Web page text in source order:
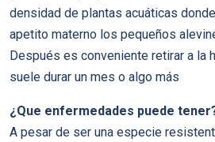
densidad de plantas acuáticas
apetito materno los pequeños
Después es conveniente retirar a la
suele durar un mes o algo más
¿Que enfermedades puede
A pesar de ser una especie